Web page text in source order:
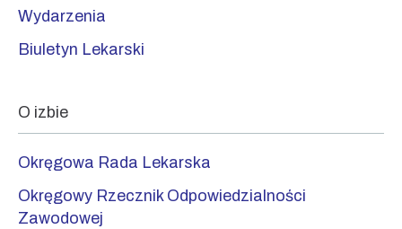
Wydarzenia
Biuletyn Lekarski
O izbie
Okręgowa Rada Lekarska
Okręgowy Rzecznik Odpowiedzialności
Zawodowej